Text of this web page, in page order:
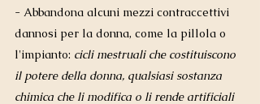
- Abbandona alcuni mezzi contraccettivi
dannosi per la donna, come la pillola o
l'impianto: cicli mestruali che costituiscono
il potere della donna, qualsiasi sostanza
chimica che li modifica o li rende artificiali